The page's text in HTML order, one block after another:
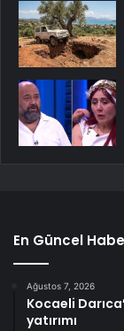
En Güncel
Ağustos 7, 2026
Kocaeli
yatırımı